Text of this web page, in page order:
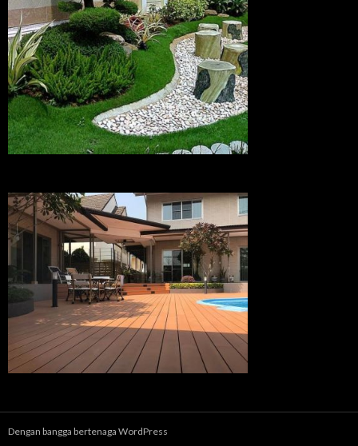
Dengan bangga bertenaga WordPress